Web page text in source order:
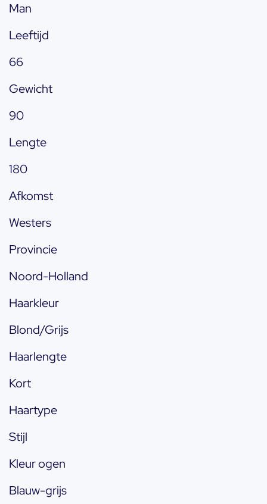
Man
Leeftijd
66
Gewicht
90
Lengte
180
Afkomst
Westers
Provincie
Noord-Holland
Haarkleur
Blond/Grijs
Haarlengte
Kort
Haartype
Stijl
Kleur ogen
Blauw-grijs